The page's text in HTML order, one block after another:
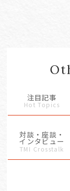
注目記事
Hot Topics
対談・座談・
インタビュー
TMI Crosstalk